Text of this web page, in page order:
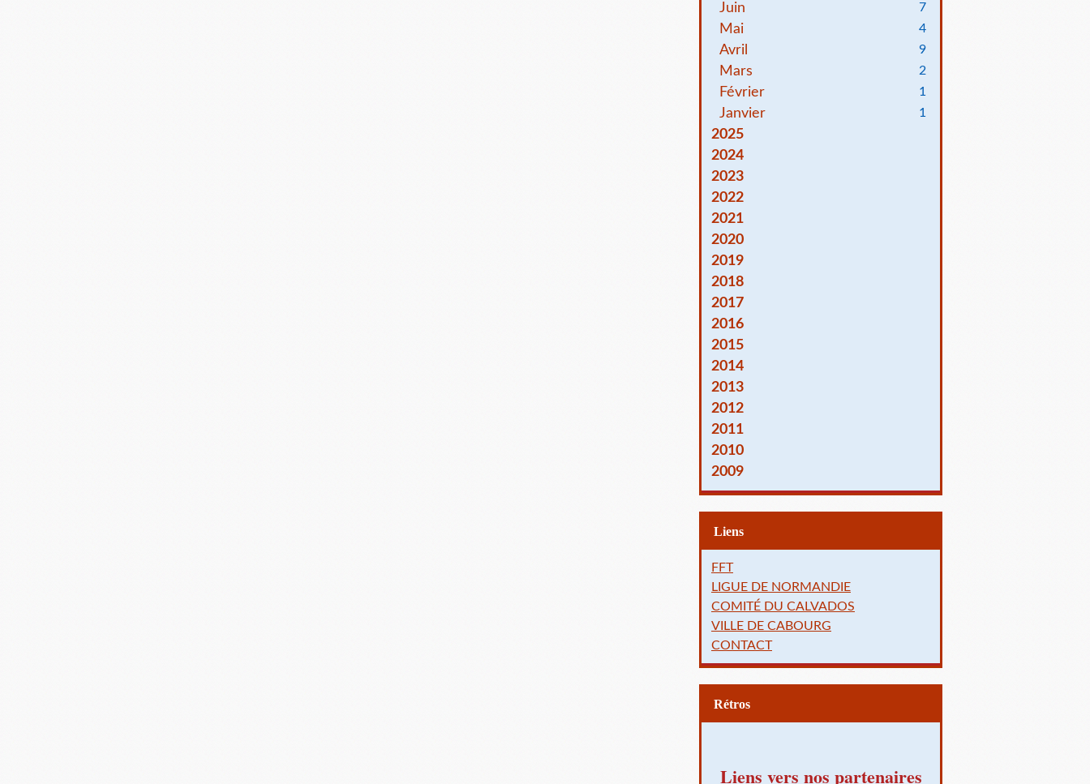
Juin 7
Mai 4
Avril 9
Mars 2
Février 1
Janvier 1
2025
2024
2023
2022
2021
2020
2019
2018
2017
2016
2015
2014
2013
2012
2011
2010
2009
Liens
FFT
LIGUE DE NORMANDIE
COMITÉ DU CALVADOS
VILLE DE CABOURG
CONTACT
Rétros
Liens vers nos partenaires